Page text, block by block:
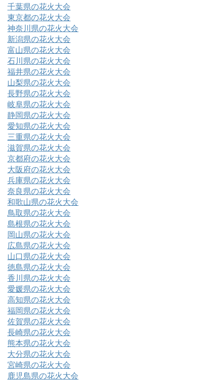
千葉県の花火大会
東京都の花火大会
神奈川県の花火大会
新潟県の花火大会
富山県の花火大会
石川県の花火大会
福井県の花火大会
山梨県の花火大会
長野県の花火大会
岐阜県の花火大会
静岡県の花火大会
愛知県の花火大会
三重県の花火大会
滋賀県の花火大会
京都府の花火大会
大阪府の花火大会
兵庫県の花火大会
奈良県の花火大会
和歌山県の花火大会
鳥取県の花火大会
島根県の花火大会
岡山県の花火大会
広島県の花火大会
山口県の花火大会
徳島県の花火大会
香川県の花火大会
愛媛県の花火大会
高知県の花火大会
福岡県の花火大会
佐賀県の花火大会
長崎県の花火大会
熊本県の花火大会
大分県の花火大会
宮崎県の花火大会
鹿児島県の花火大会